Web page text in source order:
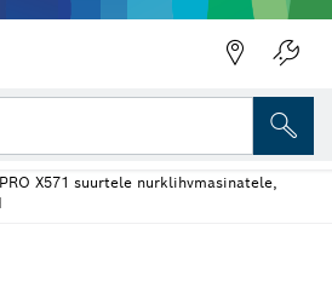
X571 suurtele nurklihvmasinatele,
lihvketas, sirge